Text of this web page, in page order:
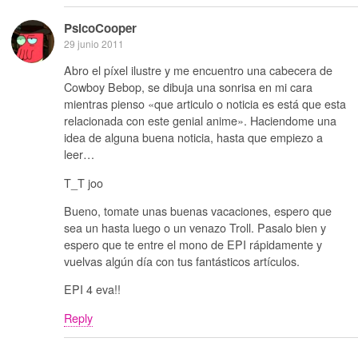
PsicoCooper
29 junio 2011
Abro el píxel ilustre y me encuentro una cabecera de
Cowboy Bebop, se dibuja una sonrisa en mi cara
mientras pienso «que articulo o noticia es está que esta
relacionada con este genial anime». Haciendome una
idea de alguna buena noticia, hasta que empiezo a
leer…
T_T joo
Bueno, tomate unas buenas vacaciones, espero que
sea un hasta luego o un venazo Troll. Pasalo bien y
espero que te entre el mono de EPI rápidamente y
vuelvas algún día con tus fantásticos artículos.
EPI 4 eva!!
Reply